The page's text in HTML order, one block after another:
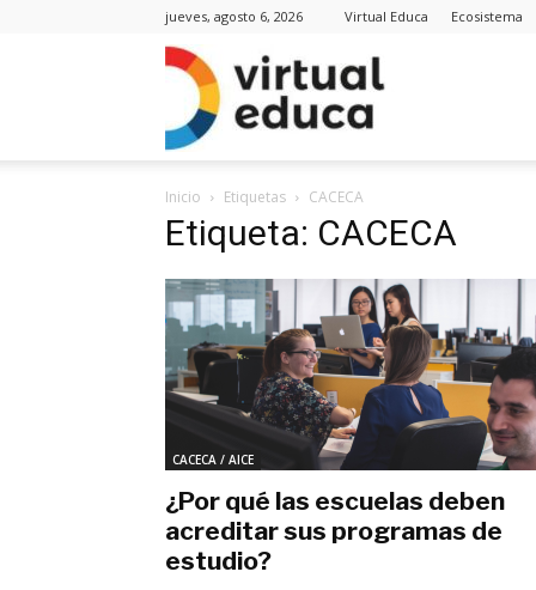
jueves, agosto 6, 2026 Virtual Educa Ecosistema
Inicio Etiquetas CACECA
Etiqueta: CACECA
CACECA / AICE
¿Por qué las escuelas deben
acreditar sus programas de
estudio?